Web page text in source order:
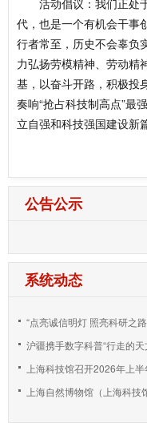
代，也是一个有机会干事
行者常至，历史不会辜负
力弘扬劳模精神、劳动精
基，以奋斗开路，积极投
奏响“抢占科技制高点”最
立自强和科技强国建设新
公告公示
系统动态
“点亮诚信明灯 照亮科研之
沪疆携手数字科普“行走的
上海科技馆召开2026年上
上海自然博物馆（上海科